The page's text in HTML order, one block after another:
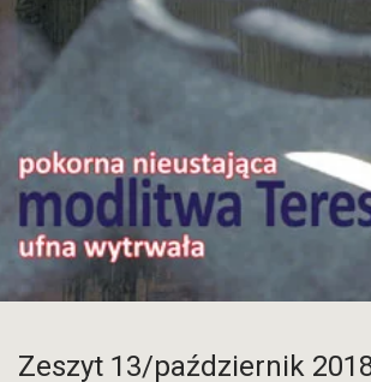
Zeszyt 13/październik